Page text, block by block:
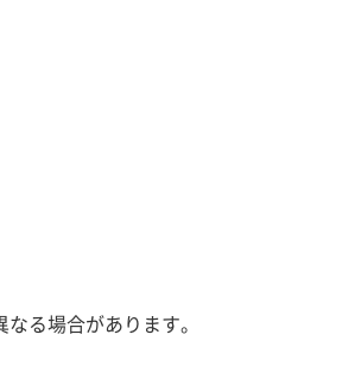
る場合があります。